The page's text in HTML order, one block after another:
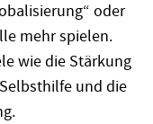
oder
mehr spielen.
wie die Stärkung
und die